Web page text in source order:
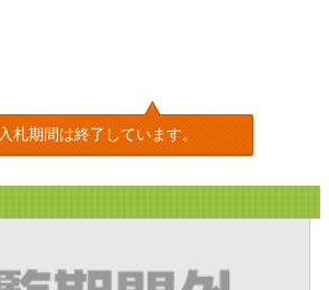
入札期間は終了しています。